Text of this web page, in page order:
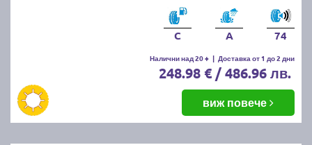
C A 74
Налични над 20 + | Доставка от 1 до 2 дни
248.98 € / 486.96 лв.
виж повече